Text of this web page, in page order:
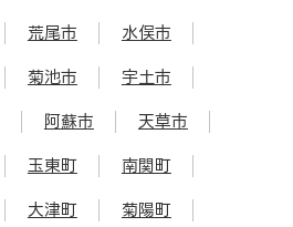
荒尾市 水俣市
菊池市 宇土市
阿蘇市 天草市
玉東町 南関町
大津町 菊陽町